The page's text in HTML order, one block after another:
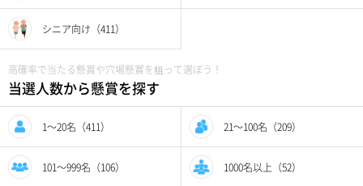
シニア向け（411）
高確率で当たる懸賞や穴場懸賞を狙って選ぼう！
当選人数から懸賞を探す
1〜20名（411） 21〜100名（209）
101〜999名（106） 1000名以上（52）